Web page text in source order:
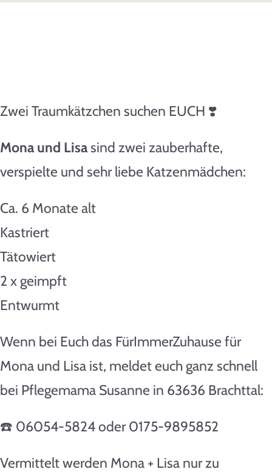
Spenden & Helfen
Zwei Traumkätzchen suchen EUCH ❣️
Mona und Lisasind zwei zauberhafte,
verspielte und sehr liebe Katzenmädchen:
Ca. 6 Monate alt
Kastriert
Tätowiert
2 x geimpft
Entwurmt
Wenn bei Euch das FürImmerZuhause für
Mona und Lisa ist, meldet euch ganz schnell
bei Pflegemama Susanne in 63636 Brachttal:
☎️ 06054-5824 oder 0175-9895852
Vermittelt werden Mona + Lisa nur zu